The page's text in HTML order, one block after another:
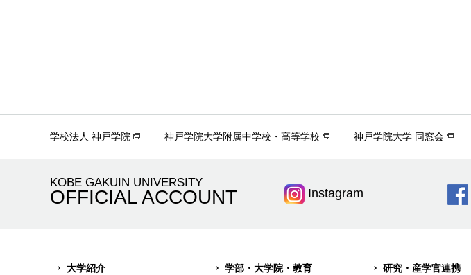
学校法人 神戸学院 神戸学院大学附属中学校・高等学校 神戸学院大学 同窓会
KOBE GAKUIN UNIVERSITY
OFFICIAL ACCOUNT Instagram
大学紹介 学部・大学院・教育 研究・産学官連携